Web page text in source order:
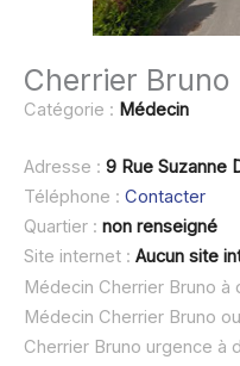
Cherrier Bruno
Catégorie : Médecin
Adresse : 9 Rue Suzanne
Téléphone : Contacter
Quartier : non renseigné
Site internet : Aucun site
Médecin Cherrier Bruno à
Médecin Cherrier Bruno
Cherrier Bruno urgence à